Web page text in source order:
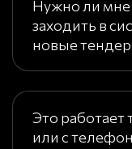
Нужно ли
заходить в
новые
Это работает
или с